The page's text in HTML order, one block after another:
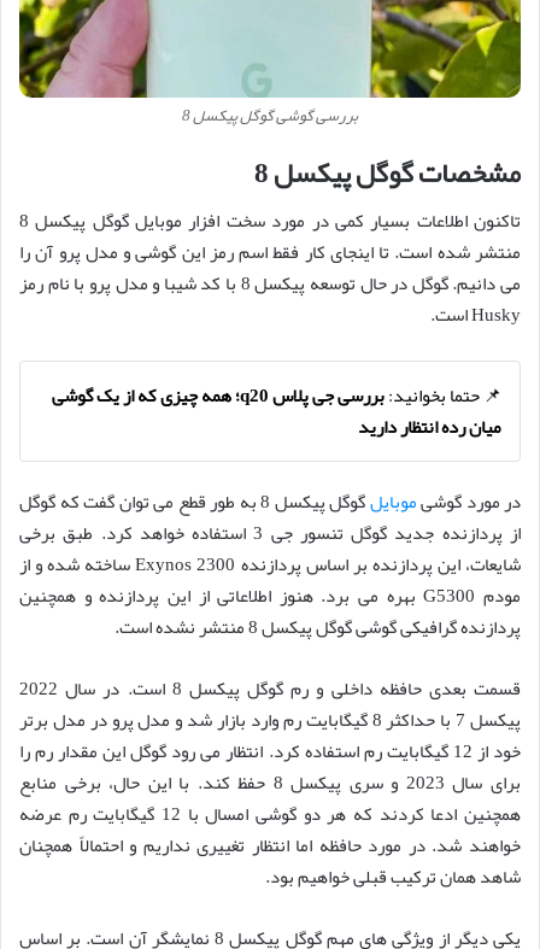
بررسی گوشی گوگل پیکسل 8
مشخصات گوگل پیکسل 8
تاکنون اطلاعات بسیار کمی در مورد سخت افزار موبایل گوگل پیکسل 8
منتشر شده است. تا اینجای کار فقط اسم رمز این گوشی و مدل پرو آن را
می دانیم. گوگل در حال توسعه پیکسل 8 با کد شیبا و مدل پرو با نام رمز
Husky است.
📌 حتما بخوانید:
بررسی جی پلاس q20؛ همه چیزی که از یک گوشی
میان رده انتظار دارید
در مورد گوشیموبایل
گوگل پیکسل 8 به طور قطع می توان گفت که گوگل
از پردازنده جدید گوگل تنسور جی 3 استفاده خواهد کرد. طبق برخی
شایعات، این پردازنده بر اساس پردازنده Exynos 2300 ساخته شده و از
مودم G5300 بهره می برد. هنوز اطلاعاتی از این پردازنده و همچنین
پردازنده گرافیکی گوشی گوگل پیکسل 8 منتشر نشده است.
قسمت بعدی حافظه داخلی و رم گوگل پیکسل 8 است. در سال 2022
پیکسل 7 با حداکثر 8 گیگابایت رم وارد بازار شد و مدل پرو در مدل برتر
خود از 12 گیگابایت رم استفاده کرد. انتظار می رود گوگل این مقدار رم را
برای سال 2023 و سری پیکسل 8 حفظ کند. با این حال، برخی منابع
همچنین ادعا کردند که هر دو گوشی امسال با 12 گیگابایت رم عرضه
خواهند شد. در مورد حافظه اما انتظار تغییری نداریم و احتمالاً همچنان
شاهد همان ترکیب قبلی خواهیم بود.
یکی دیگر از ویژگی های مهم گوگل پیکسل 8 نمایشگر آن است. بر اساس